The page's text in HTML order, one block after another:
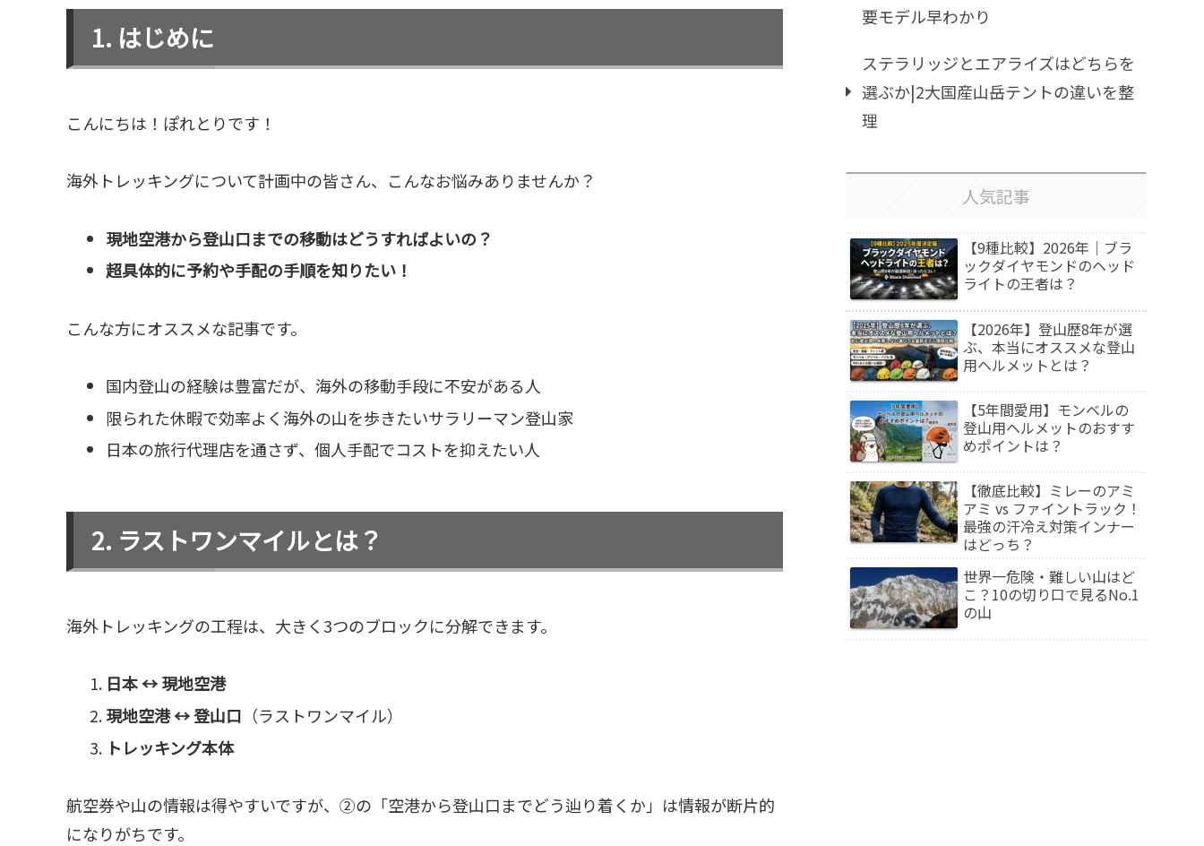
はじめに
こんにちは！ぽれとりです！
海外トレッキングについて計画中の皆さん、こんなお悩みありませんか？
現地空港から登山口までの移動はどうすればよいの？
超具体的に予約や手配の手順を知りたい！
こんな方にオススメな記事です。
国内登山の経験は豊富だが、海外の移動手段に不安がある人
限られた休暇で効率よく海外の山を歩きたいサラリーマン登山家
日本の旅行代理店を通さず、個人手配でコストを抑えたい人
ラストワンマイルとは？
海外トレッキングの工程は、大きく3つのブロックに分解できます。
日本 ↔ 現地空港
現地空港 ↔ 登山口 （ラストワンマイル）
トレッキング本体
航空券や山の情報は得やすいですが、②の「空港から登山口までどう辿り着くか」は情報が断片的
になりがちです。
要モデル早わかり
ステラリッジとエアライズはどちらを
選ぶか|2大国産山岳テントの違いを整
理
人気記事
【9種比較】2026年｜ブラ
ックダイヤモンドのヘッド
ライトの王者は？
【2026年】登山歴8年が選
ぶ、本当にオススメな登山
用ヘルメットとは？
【5年間愛用】モンベルの
登山用ヘルメットのおすす
めポイントは？
【徹底比較】ミレーのアミ
アミ vs ファイントラック！
最強の汗冷え対策インナー
はどっち？
世界一危険・難しい山はど
こ？10の切り口で見るNo.1
の山